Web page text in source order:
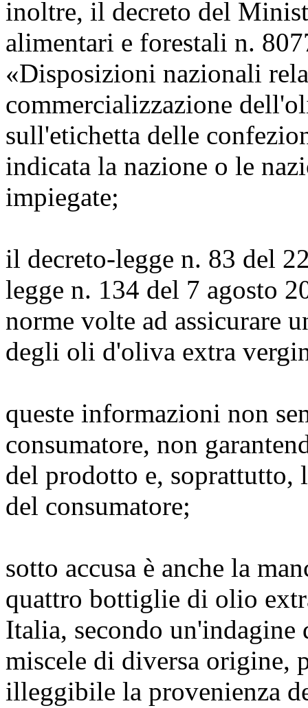
inoltre, il decreto del
alimentari e forestali n.
«Disposizioni nazionali
commercializzazione
sull'etichetta delle
indicata la nazione o le
impiegate;
il decreto-legge n. 83 del
legge n. 134 del 7 agosto
norme volte ad assicurare
degli oli d'oliva extra
queste informazioni non
consumatore, non
del prodotto e, soprattutto,
del consumatore;
sotto accusa è anche la
quattro bottiglie di olio
Italia, secondo
miscele di diversa origine,
illeggibile la provenienza